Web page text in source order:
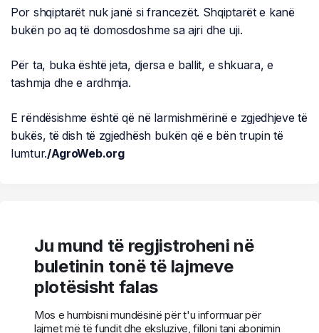
Por shqiptarët nuk janë si francezët. Shqiptarët e kanë
bukën po aq të domosdoshme sa ajri dhe uji.
Për ta, buka është jeta, djersa e ballit, e shkuara, e
tashmja dhe e ardhmja.
E rëndësishme është që në larmishmërinë e zgjedhjeve të
bukës, të dish të zgjedhësh bukën që e bën trupin të
lumtur./AgroWeb.org
Ju mund të regjistroheni në
buletinin tonë të lajmeve
plotësisht falas
Mos e humbisni mundësinë për t'u informuar për
lajmet më të fundit dhe eksluzive, filloni tani abonimin